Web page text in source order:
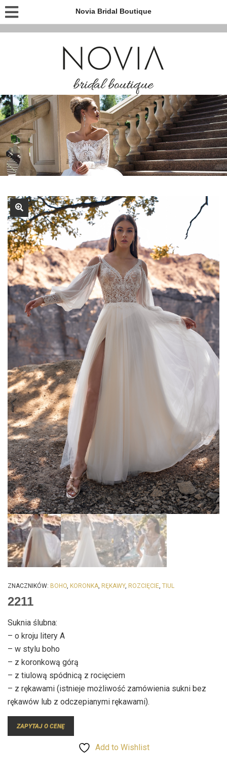
Novia Bridal Boutique
ZNACZNIKÓW: BOHO KORONKA RĘKAWY, ROZCIĘCIE TIUL
2211
Suknia ślubna:
– o kroju litery A
– w stylu boho
– z koronkową górą
– z tiulową spódnicą z rocięciem
– z rękawami (istnieje możliwość zamówienia sukni bez
rękawów lub z odczepianymi rękawami).
ZAPYTAJ O CENĘ
Add to Wishlist